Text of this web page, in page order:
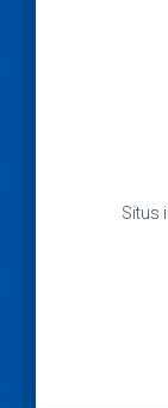
Situs